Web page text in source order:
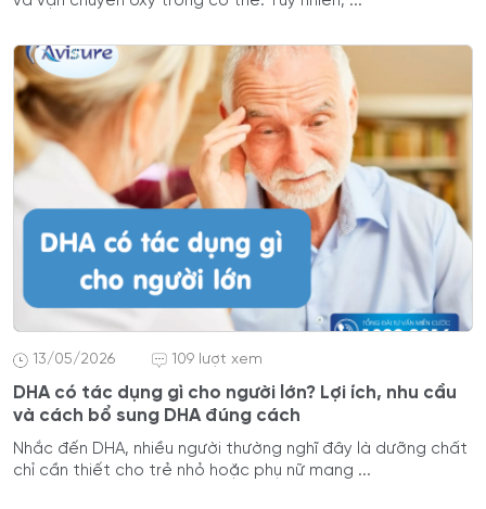
13/05/2026 109 lượt xem
DHA có tác dụng gì cho người lớn? Lợi ích, nhu cầu
và cách bổ sung DHA đúng cách
Nhắc đến DHA, nhiều người thường nghĩ đây là dưỡng chất
chỉ cần thiết cho trẻ nhỏ hoặc phụ nữ mang ...